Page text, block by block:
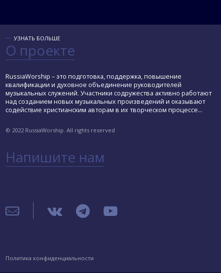
УЗНАТЬ БОЛЬШЕ
О проекте
RussiaWorship – это подготовка, поддержка, повышение
квалификации и духовное объединение руководителей
музыкальных служений. Участники содружества активно работают
над созданием новых музыкальных произведений и оказывают
содействие христианским авторам в их творческом процессе...
© 2022 RussiaWorship. All rights reserved
Напишите нам
Политика конфиденциальности